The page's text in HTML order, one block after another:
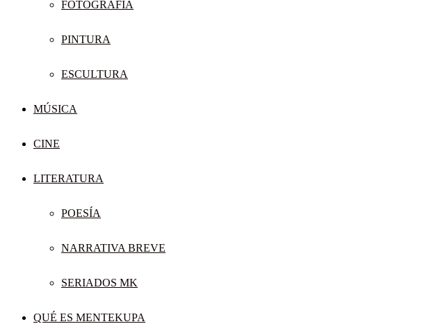
FOTOGRAFÍA
PINTURA
ESCULTURA
MÚSICA
CINE
LITERATURA
POESÍA
NARRATIVA BREVE
SERIADOS MK
QUÉ ES MENTEKUPA